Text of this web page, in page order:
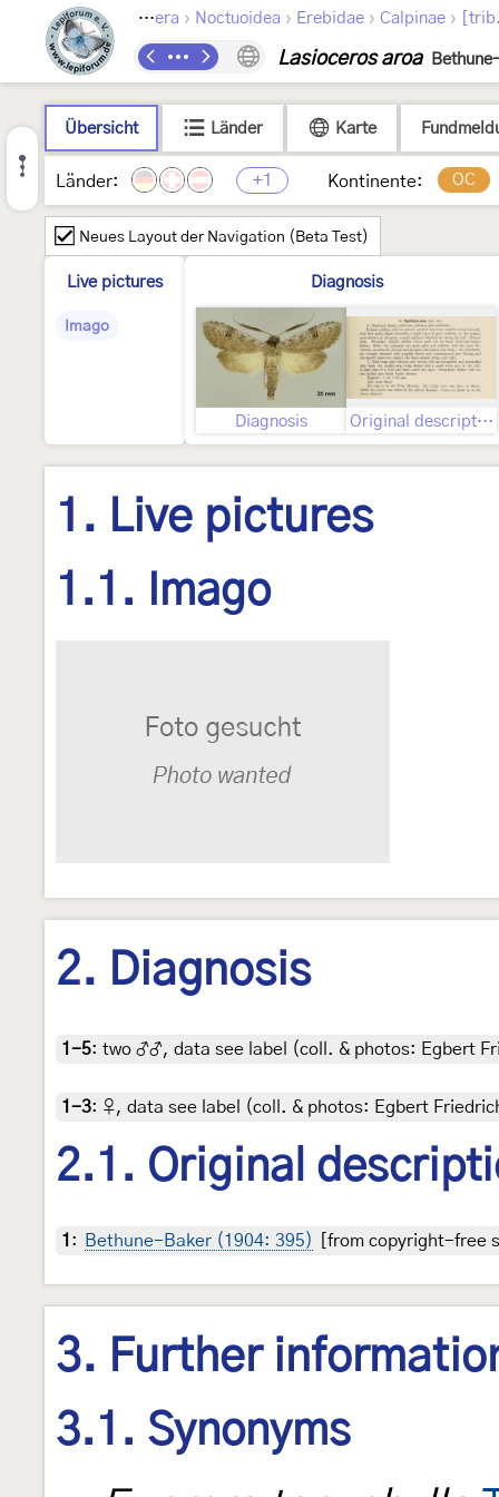
Lepidoptera › Noctuoidea › Erebidae › Calpinae ›
Lasioceros aroa
Übersicht Länder Karte
Länder: +1 Kontinente: OC
Neues Layout der Navigation (Beta Test)
Live pictures
Imago
Diagnosis
Diagnosis Original description
1. Live pictures
1.1. Imago
2. Diagnosis
1-5: two ♂♂, data see label (coll. & photos: Egbert
1-3: ♀, data see label (coll. & photos: Egbert
2.1. Original
1 : Bethune-Baker (1904: 395) [from copyright-free
3. Further
3.1. Synonyms